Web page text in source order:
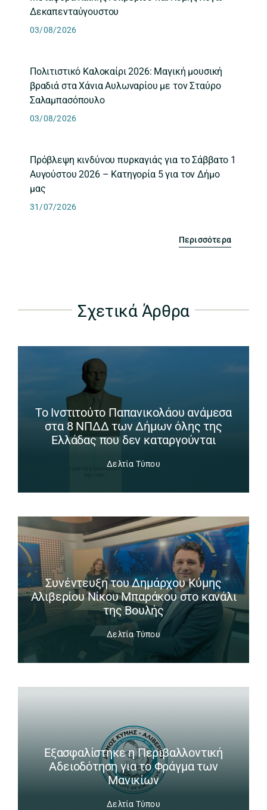
Δεκαπενταύγουστου
03/08/2026
Πολιτιστικό Καλοκαίρι 2026: Μαγική μουσική
βραδιά στα Χάνια Αυλωναρίου με τον Σταύρο
Σαλαμπασόπουλο
03/08/2026
Πρόβλεψη κινδύνου πυρκαγιάς για το Σάββατο 1
Αυγούστου 2026 – Κατηγορία 5 για τον Δήμο
μας
31/07/2026
Περισσότερα
Σχετικά Άρθρα
Το Ινστιτούτο Παπανικολάου ανάμεσα
στα 8 ΝΠΔΔ των Δήμων όλης της
Ελλάδας που δεν καταργούνται
Δελτία Τύπου
Συνέντευξη του Δημάρχου Κύμης
Αλιβερίου Νίκου Μπαράκου στο κανάλι
της Βουλής
Δελτία Τύπου
Εξασφαλίστηκε η Περιβαλλοντική
Αδειοδότηση για το Φράγμα των
Μανικίων
Δελτία Τύπου